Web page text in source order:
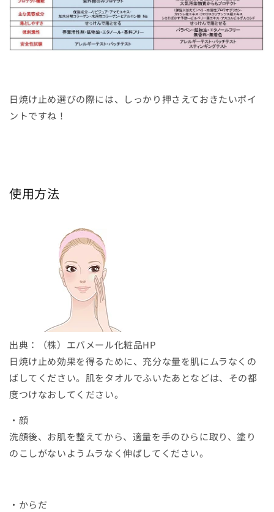
日焼け止め選びの際には、しっかり押さえておきたいポイ
ントですね！
使用方法
出典：（株）エバメール化粧品HP
日焼け止め効果を得るために、充分な量を肌にムラなくの
ばしてください。肌をタオルでふいたあとなどは、その都
度つけなおしてください。
・顔
洗顔後、お肌を整えてから、適量を手のひらに取り、塗り
のこしがないようムラなく伸ばしてください。
・からだ